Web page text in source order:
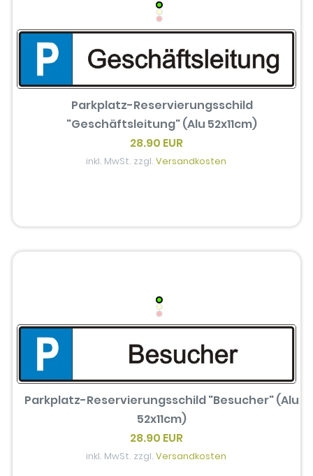
Parkplatz-Reservierungsschild
"Geschäftsleitung" (Alu 52x11cm)
28.90 EUR
inkl. MwSt. zzgl.Versandkosten
Parkplatz-Reservierungsschild "Besucher" (Alu
52x11cm)
28.90 EUR
inkl. MwSt. zzgl.Versandkosten